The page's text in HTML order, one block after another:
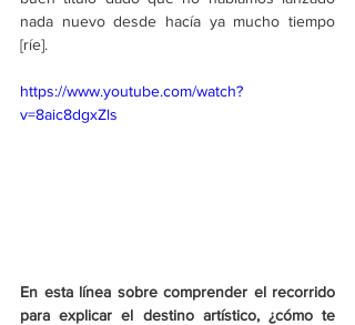
nada nuevo desde hacía ya mucho tiempo
[ríe].
https://www.youtube.com/watch?
v=8aic8dgxZls
En esta línea sobre comprender el recorrido
para explicar el destino artístico, ¿cómo te